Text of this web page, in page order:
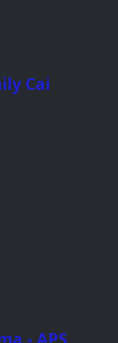
Cai